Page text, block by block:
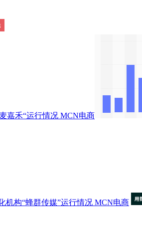
嘉禾“运行情况 MCN电商
机构“蜂群传媒”运行情况 MCN电商